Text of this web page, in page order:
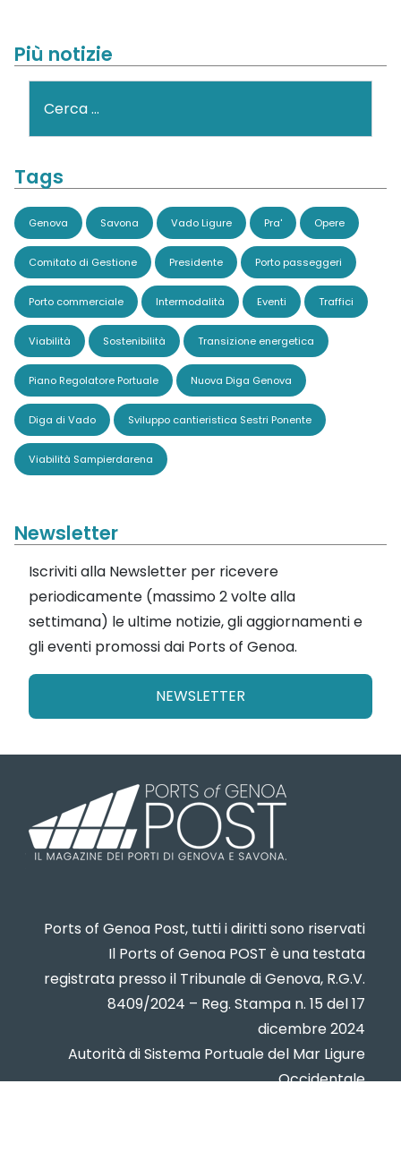
Più notizie
Tags
Genova Savona Vado Ligure Pra' Opere
Comitato di Gestione Presidente Porto passeggeri
Porto commerciale Intermodalità Eventi Traffici
Viabilità Sostenibilità Transizione energetica
Piano Regolatore Portuale Nuova Diga Genova
Diga di Vado Sviluppo cantieristica Sestri Ponente
Viabilità Sampierdarena
Newsletter
Iscriviti alla Newsletter per ricevere
periodicamente (massimo 2 volte alla
settimana) le ultime notizie, gli aggiornamenti e
gli eventi promossi dai Ports of Genoa.
NEWSLETTER
Ports of Genoa Post, tutti i diritti sono riservati
Il Ports of Genoa POST è una testata
registrata presso il Tribunale di Genova, R.G.V.
8409/2024 – Reg. Stampa n. 15 del 17
dicembre 2024
Autorità di Sistema Portuale del Mar Ligure
Occidentale